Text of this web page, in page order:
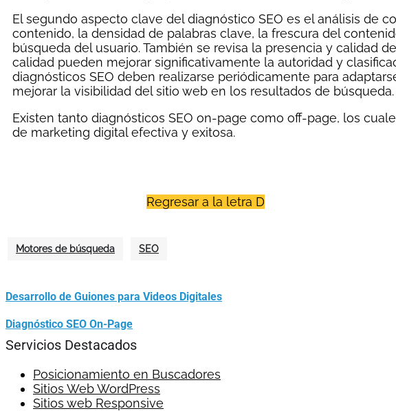
El segundo aspecto clave del diagnóstico SEO es el análisis de
contenido, la densidad de palabras clave, la frescura del
búsqueda del usuario. También se revisa la presencia y calidad
calidad pueden mejorar significativamente la autoridad y
diagnósticos SEO deben realizarse periódicamente para
mejorar la visibilidad del sitio web en los resultados de búsqueda.
Existen tanto diagnósticos SEO on-page como off-page, los
de marketing digital efectiva y exitosa.
Regresar a la letra D
Motores de búsqueda SEO
Desarrollo de Guiones para Videos Digitales
Diagnóstico SEO On-Page
Servicios Destacados
Posicionamiento en Buscadores
Sitios Web WordPress
Sitios web Responsive